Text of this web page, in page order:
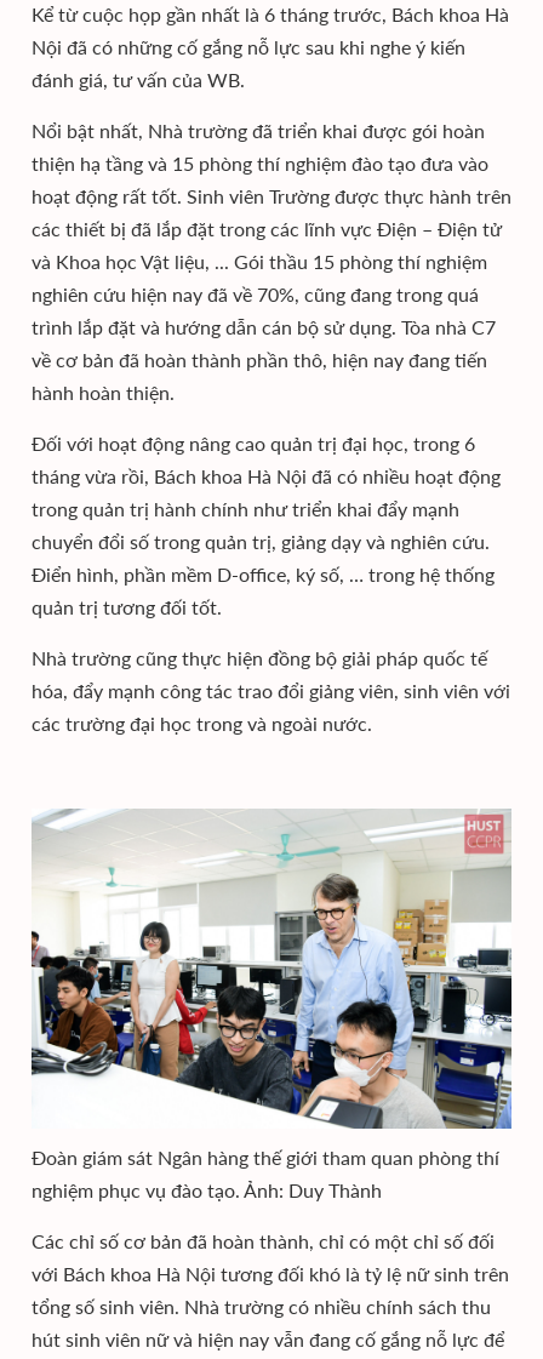
Kể từ cuộc họp gần nhất là 6 tháng trước, Bách khoa Hà
Nội đã có những cố gắng nỗ lực sau khi nghe ý kiến
đánh giá, tư vấn của WB.
Nổi bật nhất, Nhà trường đã triển khai được gói hoàn
thiện hạ tầng và 15 phòng thí nghiệm đào tạo đưa vào
hoạt động rất tốt. Sinh viên Trường được thực hành trên
các thiết bị đã lắp đặt trong các lĩnh vực Điện – Điện tử
và Khoa học Vật liệu, ... Gói thầu 15 phòng thí nghiệm
nghiên cứu hiện nay đã về 70%, cũng đang trong quá
trình lắp đặt và hướng dẫn cán bộ sử dụng. Tòa nhà C7
về cơ bản đã hoàn thành phần thô, hiện nay đang tiến
hành hoàn thiện.
Đối với hoạt động nâng cao quản trị đại học, trong 6
tháng vừa rồi, Bách khoa Hà Nội đã có nhiều hoạt động
trong quản trị hành chính như triển khai đẩy mạnh
chuyển đổi số trong quản trị, giảng dạy và nghiên cứu.
Điển hình, phần mềm D-office, ký số, … trong hệ thống
quản trị tương đối tốt.
Nhà trường cũng thực hiện đồng bộ giải pháp quốc tế
hóa, đẩy mạnh công tác trao đổi giảng viên, sinh viên với
các trường đại học trong và ngoài nước.
Đoàn giám sát Ngân hàng thế giới tham quan phòng thí
nghiệm phục vụ đào tạo. Ảnh: Duy Thành
Các chỉ số cơ bản đã hoàn thành, chỉ có một chỉ số đối
với Bách khoa Hà Nội tương đối khó là tỷ lệ nữ sinh trên
tổng số sinh viên. Nhà trường có nhiều chính sách thu
hút sinh viên nữ và hiện nay vẫn đang cố gắng nỗ lực để